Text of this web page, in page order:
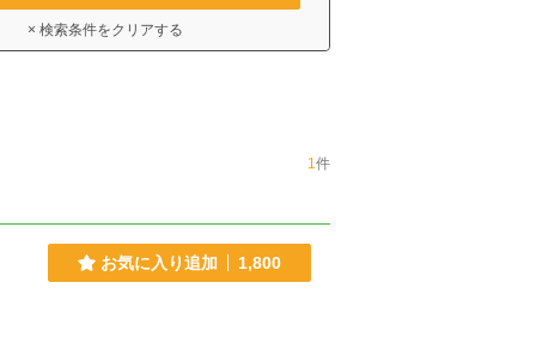
× 検索条件をクリアする
1件
お気に入り追加 1,800